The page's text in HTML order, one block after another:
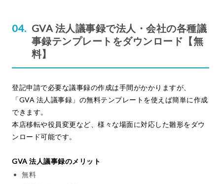
GVA 法人議事録で法人・会社の各種議
事録テンプレートをダウンロード【無
料】
登記申請で必要な議事録の作成は手間がかかりますが、
「GVA 法人議事録」の無料テンプレートを使えば簡単に作成
できます。
本店移転や役員変更など、様々な場面に対応した雛形をダウ
ンロード可能です。
GVA 法人議事録のメリット
無料